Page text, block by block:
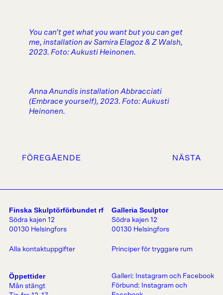
You can’t get what you want but you can get
me, installation av Samira Elagoz & Z Walsh,
2023. Foto: Aukusti Heinonen.
Anna Anundis installation Abbracciati
(Embrace yourself), 2023. Foto: Aukusti
Heinonen.
FÖREGÅENDE NÄSTA
Finska Skulptörförbundet rf
Södra kajen 12
00130 Helsingfors
Alla kontaktuppgifter
Galleria Sculptor
Södra kajen 12
00130 Helsingfors
Principer för tryggare rum
Öppettider
Mån stängt
Galleri: Instagram och Facebook
Förbund:
Instagram och